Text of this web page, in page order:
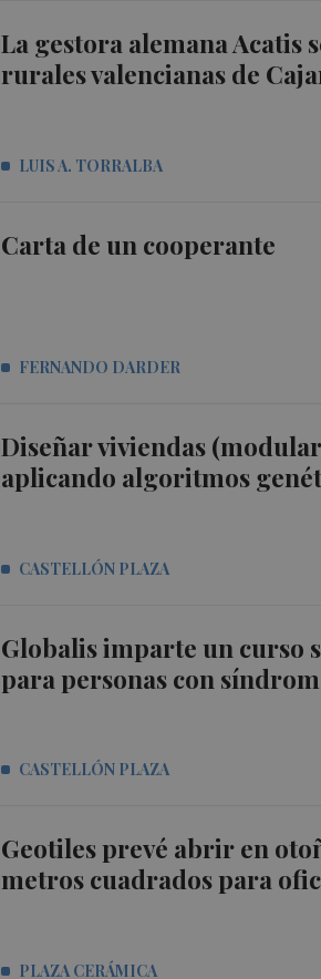
La gestora alemana Acatis
rurales valencianas de
LUIS A. TORRALBA
Carta de un cooperante
FERNANDO DARDER
Diseñar viviendas
aplicando algoritmos
CASTELLÓN PLAZA
Globalis imparte un curso
para personas con
CASTELLÓN PLAZA
Geotiles prevé abrir en
metros cuadrados para
PLAZA CERÁMICA